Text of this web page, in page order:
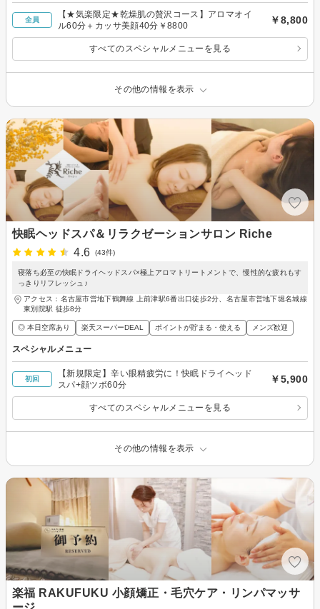
全員
【★気楽限定★乾燥肌の贅沢コース】アロマオイ
ル60分＋カッサ美顔40分￥8800
￥8,800
すべてのスペシャルメニューを見る
その他の情報を表示
快眠ヘッドスパ＆リラクゼーションサロン Riche
4.6
(43件)
寝落ち必至の快眠ドライヘッドスパ×極上アロマトリートメントで、慢性的な疲れもす
っきりリフレッシュ♪
アクセス：名古屋市営地下鶴舞線 上前津駅6番出口徒歩2分、名古屋市営地下堀名城線
東別院駅 徒歩8分
◎ 本日空席あり 楽天スーパーDEAL ポイントが貯まる・使える メンズ歓迎
スペシャルメニュー
初回
【新規限定】辛い眼精疲労に！快眠ドライヘッド
スパ+顔ツボ60分
￥5,900
すべてのスペシャルメニューを見る
その他の情報を表示
楽福 RAKUFUKU 小顔矯正・毛穴ケア・リンパマッサ